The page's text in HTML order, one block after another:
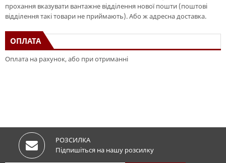
прохання вказувати вантажне відділення нової пошти (поштові
відділення такі товари не приймають). Або ж адресна доставка.
ОПЛАТА
Оплата на рахунок, або при отриманні
РОЗСИЛКА
Підпишіться на нашу розсилку